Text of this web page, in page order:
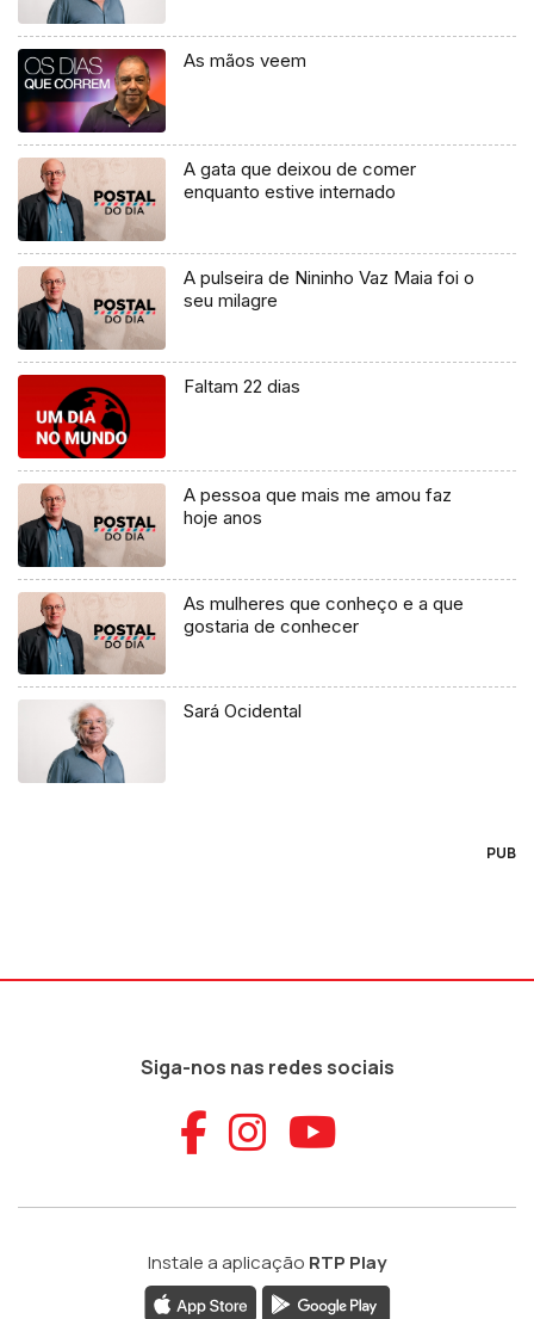
As mãos veem
A gata que deixou de comer
enquanto estive internado
A pulseira de Nininho Vaz Maia foi o
seu milagre
Faltam 22 dias
A pessoa que mais me amou faz
hoje anos
As mulheres que conheço e a que
gostaria de conhecer
Sará Ocidental
PUB
Siga-nos nas redes sociais
Aceder ao
Aceder ao
Aceder
Instale a aplicação RTP Play